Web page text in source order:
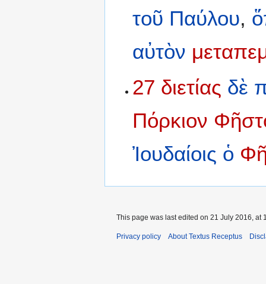
τοῦ Παύλου,
αὐτὸν
27 διετίας δὲ
Πόρκιον
Ἰουδαίοις ὁ
This page was last edited on 21 July 2016, at
Privacy policy About Textus Receptus